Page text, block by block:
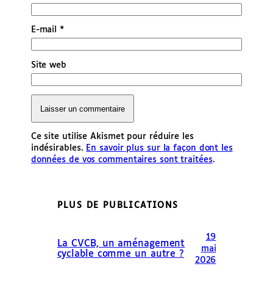
E-mail*
Site web
Ce site utilise Akismet pour réduire les
indésirables. En savoir plus sur la façon dont les
données de vos commentaires sont traitées.
PLUS DE PUBLICATIONS
La CVCB, un aménagement
cyclable comme un autre ?
19
mai
2026